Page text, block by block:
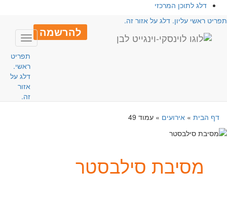
דלג לתוכן המרכזי
ראשי עליון. דלג על אזור זה.
להרשמה
Toggle
תפריט
ראשי.
דלג על
אזור
זה.
דף הבית» אירועים» עמוד 49
מסיבת סילבסטר